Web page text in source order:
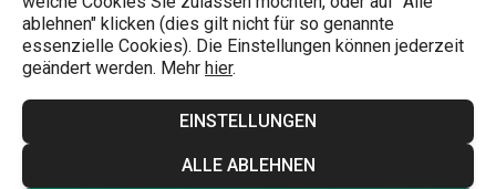
ablehnen" klicken (dies gilt nicht für so genannte
essenzielle Cookies). Die Einstellungen können jederzeit
geändert werden. Mehr hier.
EINSTELLUNGEN
ALLE ABLEHNEN
Eines der bekanntesten Milchkaffeegetränke ist der
Cappuccino. Wenn Sie ihn mögen, genießen Sie ihn am
besten in einer eleganten TESCOMA-Porzellantasse mit
Untertasse. Und überprüfen Sie Ihre anderen
Servierutensilien, um sicherzugehen, dass Sie keine
Kaffeelöffel
Zuckerdoseoder einen